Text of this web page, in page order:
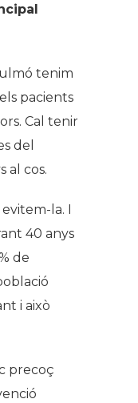
tenim
pacients
Cal tenir
del
al cos.
la. I
40 anys
de
i això
precoç